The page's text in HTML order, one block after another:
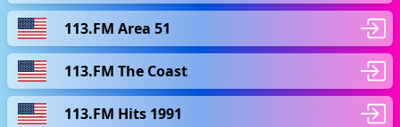
113.FM Area 51
113.FM The Coast
113.FM Hits 1991